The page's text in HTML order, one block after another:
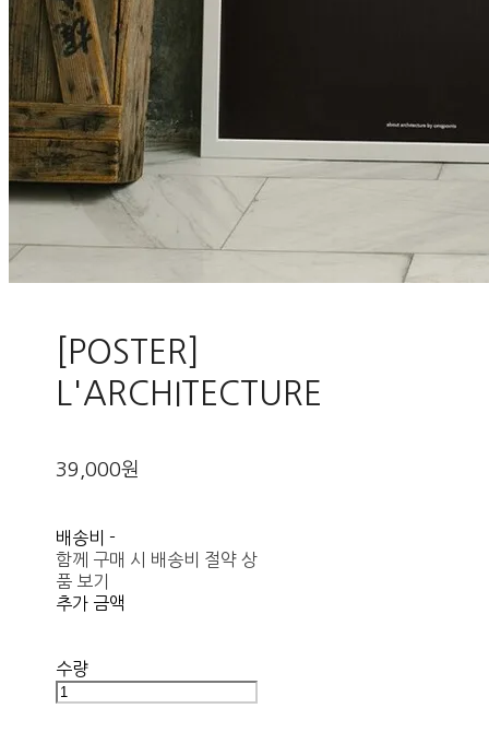
[POSTER]
L'ARCHITECTURE
39,000원
배송비-
함께 구매 시 배송비 절약 상
품 보기
추가 금액
수량